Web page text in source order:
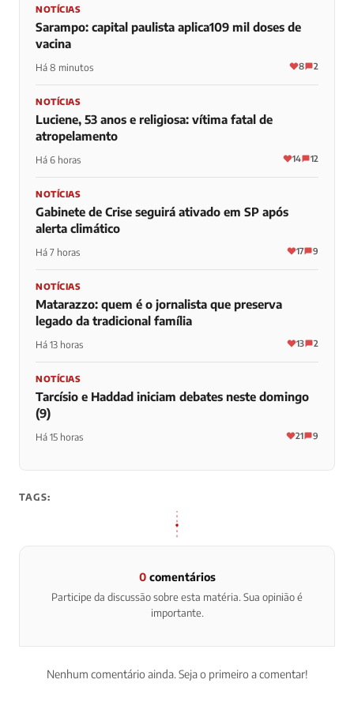
NOTÍCIAS
Sarampo: capital paulista aplica109 mil doses de
vacina
Há 8 minutos 8 2
NOTÍCIAS
Luciene, 53 anos e religiosa: vítima fatal de
atropelamento
Há 6 horas 14 12
NOTÍCIAS
Gabinete de Crise seguirá ativado em SP após
alerta climático
Há 7 horas 17 9
NOTÍCIAS
Matarazzo: quem é o jornalista que preserva
legado da tradicional família
Há 13 horas 13 2
NOTÍCIAS
Tarcísio e Haddad iniciam debates neste domingo
(9)
Há 15 horas 21 9
TAGS:
0comentários
Participe da discussão sobre esta matéria. Sua opinião é
importante.
Nenhum comentário ainda. Seja o primeiro a comentar!